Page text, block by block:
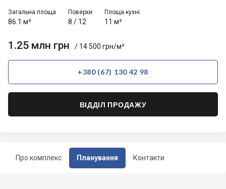
Про комплекс Планування Контакти
Загальна площа
86.1 м²
Поверхи
8 / 12
Площа кухні
11 м²
1.25 млн грн / 14 500 грн/м²
+380 (67) 130 42 98
ВІДДІЛ ПРОДАЖУ